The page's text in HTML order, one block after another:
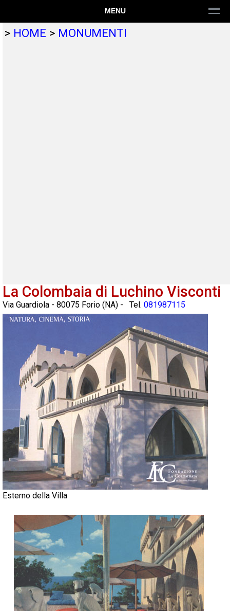
MENU
> HOME > MONUMENTI
La Colombaia di Luchino Visconti
Via Guardiola - 80075 Forio (NA) - Tel. 081987115
Esterno della Villa